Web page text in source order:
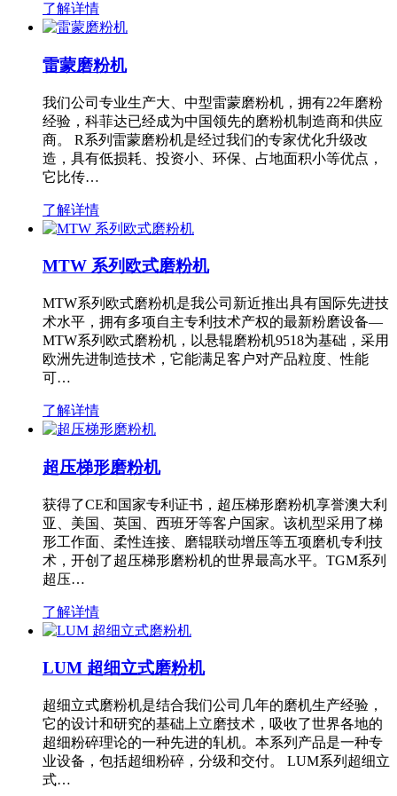
了解详情
雷蒙磨粉机
我们公司专业生产大、中型雷蒙磨粉机，拥有22年磨粉
经验，科菲达已经成为中国领先的磨粉机制造商和供应
商。 R系列雷蒙磨粉机是经过我们的专家优化升级改
造，具有低损耗、投资小、环保、占地面积小等优点，
它比传…
了解详情
MTW 系列欧式磨粉机
MTW系列欧式磨粉机是我公司新近推出具有国际先进技
术水平，拥有多项自主专利技术产权的最新粉磨设备—
MTW系列欧式磨粉机，以悬辊磨粉机9518为基础，采用
欧洲先进制造技术，它能满足客户对产品粒度、性能
可…
了解详情
超压梯形磨粉机
获得了CE和国家专利证书，超压梯形磨粉机享誉澳大利
亚、美国、英国、西班牙等客户国家。该机型采用了梯
形工作面、柔性连接、磨辊联动增压等五项磨机专利技
术，开创了超压梯形磨粉机的世界最高水平。TGM系列
超压…
了解详情
LUM 超细立式磨粉机
超细立式磨粉机是结合我们公司几年的磨机生产经验，
它的设计和研究的基础上立磨技术，吸收了世界各地的
超细粉碎理论的一种先进的轧机。本系列产品是一种专
业设备，包括超细粉碎，分级和交付。 LUM系列超细立
式…